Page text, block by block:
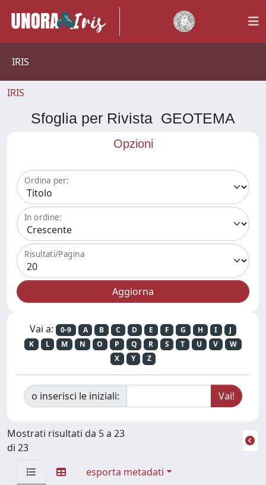
IRIS
IRIS
Sfoglia per Rivista GEOTEMA
Opzioni
Ordina per:
In ordine:
Risultati/Pagina
Vai a: 0-9 A B C D E F G H I
J
K
L M N O P Q R S T U V
W
X
Y Z
o inserisci le iniziali:
Mostrati risultati da 5 a 23
di 23
esporta metadati